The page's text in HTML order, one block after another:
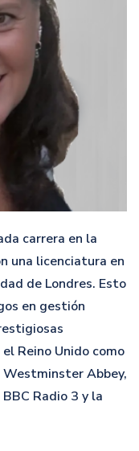
carrera en la
una licenciatura en
de Londres. Esto
en gestión
Reino Unido como
Westminster Abbey,
Radio 3 y la